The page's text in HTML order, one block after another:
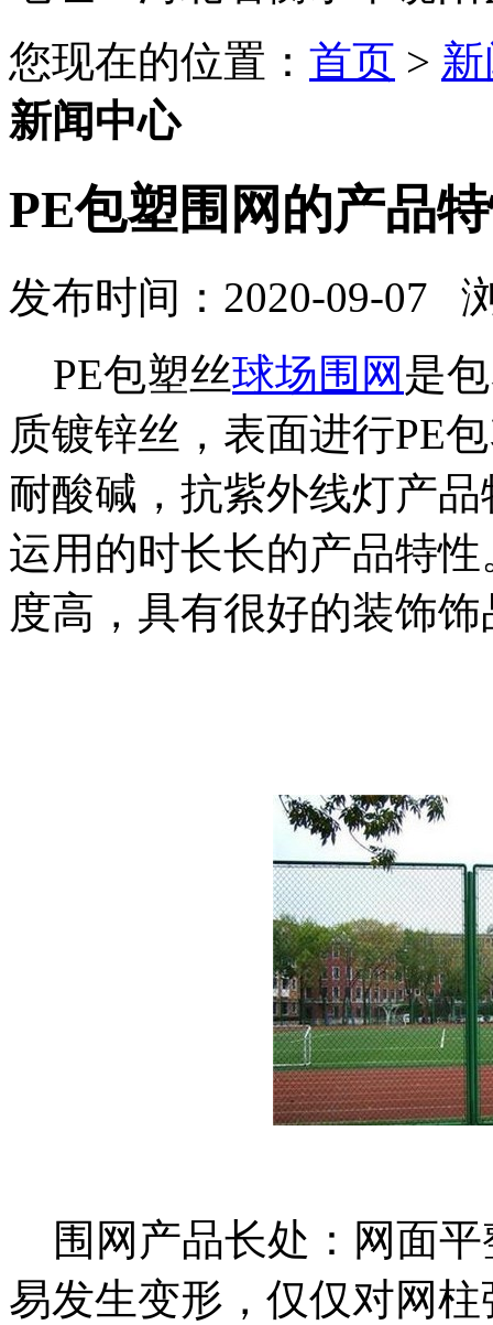
您现在的位置： 首页 >
新闻中心
PE包塑围网的产品
发布时间：2020-09-07
PE包塑丝球场围网 是
质镀锌丝，表面进行PE
耐酸碱，抗紫外线灯产
运用的时长长的产品特
度高，具有很好的装饰
围网产品长处：网面平
易发生变形，仅仅对网